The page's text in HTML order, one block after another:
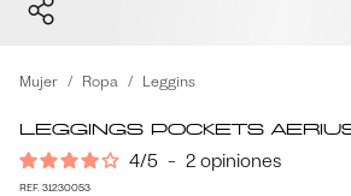
Mujer Ropa Leggins
Leggings Pockets
4/5 - 2opiniones
REF. 31230053